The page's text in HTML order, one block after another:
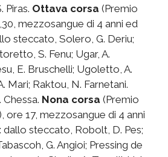
Piras. Ottava corsa (Premio
mezzosangue di 4 anni ed
steccato, Solero, G. Deriu;
S. Fenu; Ugar, A.
E. Bruschelli; Ugoletto, A.
Mari; Raktou, N. Farnetani.
Chessa. Nona corsa (Premio
ore 17, mezzosangue di 4 anni
steccato, Robolt, D. Pes;
G. Angioi; Pressing de